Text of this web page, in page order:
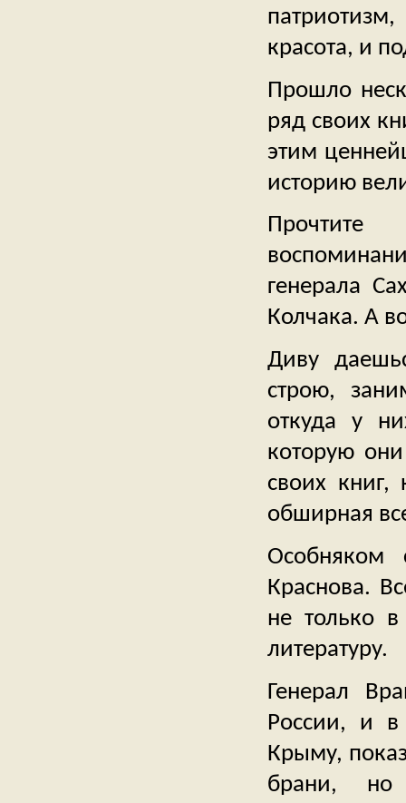
красота, и
Прошло
ряд своих
этим
историю
Прочтите
генерала
Колчака. А
Диву
строю,
откуда у
которую
своих
обширная
Особняком
Краснова.
не только
литературу.
Генерал
России, и в
Крыму,
брани, но